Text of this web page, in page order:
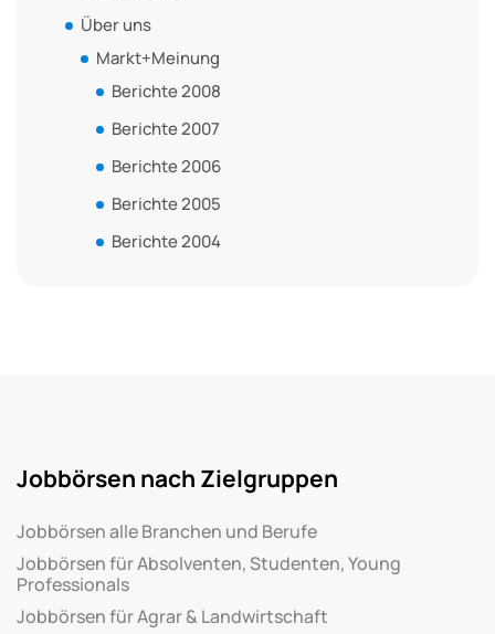
Über uns
Markt+Meinung
Berichte 2008
Berichte 2007
Berichte 2006
Berichte 2005
Berichte 2004
Jobbörsen nach Zielgruppen
Jobbörsen alle Branchen und Berufe
Jobbörsen für Absolventen, Studenten, Young
Professionals
Jobbörsen für Agrar & Landwirtschaft